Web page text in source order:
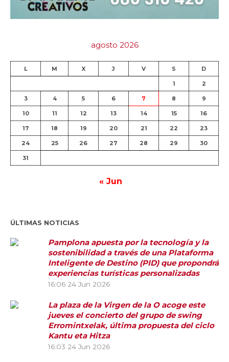
agosto 2026
L M X J V S D
1 2
3 4 5 6 7 8 9
10 11 12 13 14 15 16
17 18 19 20 21 22 23
24 25 26 27 28 29 30
31
« Jun
ÚLTIMAS NOTICIAS
Pamplona apuesta por la tecnología y la
sostenibilidad a través de una Plataforma
Inteligente de Destino (PID) que propondrá
experiencias turísticas personalizadas
16:06 24 Jun 2026
La plaza de la Virgen de la O acoge este
jueves el concierto del grupo de swing
Erromintxelak, última propuesta del ciclo
Kantu eta Hitza
16:03 24 Jun 2026